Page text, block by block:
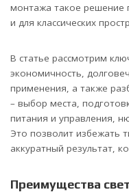
монтажа такое решение
и для классических
В статье рассмотрим
экономичность,
применения, а также
– выбор места,
питания и управления,
Это позволит избежать
аккуратный результат,
Преимущества